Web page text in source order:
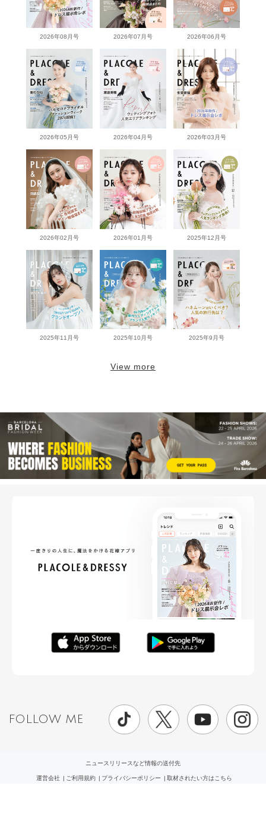
2026年08月号 2026年07月号 2026年06月号
2026年05月号 2026年04月号 2026年03月号
2026年02月号 2026年01月号 2025年12月号
2025年11月号 2025年10月号 2025年9月号
View more
FOLLOW ME
ニュースリリースなど情報の送付先
運営会社 ご利用規約 プライバシーポリシー 取材されたい方はこちら